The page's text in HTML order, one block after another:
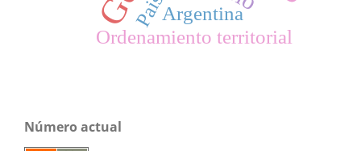
Ordenamiento territorial
Argentina
Número actual